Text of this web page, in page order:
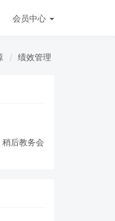
会员中心
绩效管理
稍后教务会